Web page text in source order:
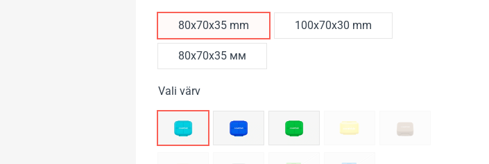
80x70x35 mm 100x70x30 mm
80x70x35 мм
Vali värv